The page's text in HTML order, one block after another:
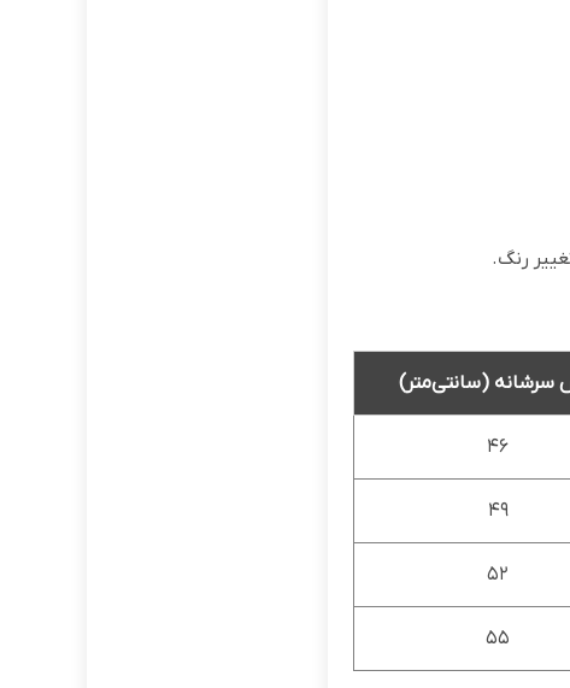
رنگ.
سرشانه (سانتی‌متر)
46
49
52
55